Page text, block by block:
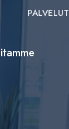
PALVELUT